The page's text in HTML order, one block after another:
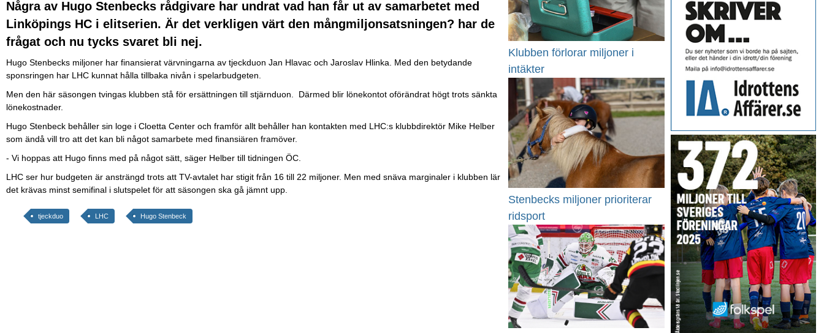
Några av Hugo Stenbecks rådgivare har undrat vad han får ut av samarbetet med
Linköpings HC i elitserien. Är det verkligen värt den mångmiljonsatsningen? har de
frågat och nu tycks svaret bli nej.
Hugo Stenbecks miljoner har finansierat värvningarna av tjeckduon Jan Hlavac och Jaroslav Hlinka. Med den betydande
sponsringen har LHC kunnat hålla tillbaka nivån i spelarbudgeten.
Men den här säsongen tvingas klubben stå för ersättningen till stjärnduon. Därmed blir lönekontot oförändrat högt trots sänkta
lönekostnader.
Hugo Stenbeck behåller sin loge i Cloetta Center och framför allt behåller han kontakten med LHC:s klubbdirektör Mike Helber
som ändå vill tro att det kan bli något samarbete med finansiären framöver.
- Vi hoppas att Hugo finns med på något sätt, säger Helber till tidningen ÖC.
LHC ser hur budgeten är ansträngd trots att TV-avtalet har stigit från 16 till 22 miljoner. Men med snäva marginaler i klubben lär
det krävas minst semifinal i slutspelet för att säsongen ska gå jämnt upp.
tjeckduo LHC Hugo Stenbeck
Klubben förlorar miljoner i
intäkter
Stenbecks miljoner prioriterar
ridsport